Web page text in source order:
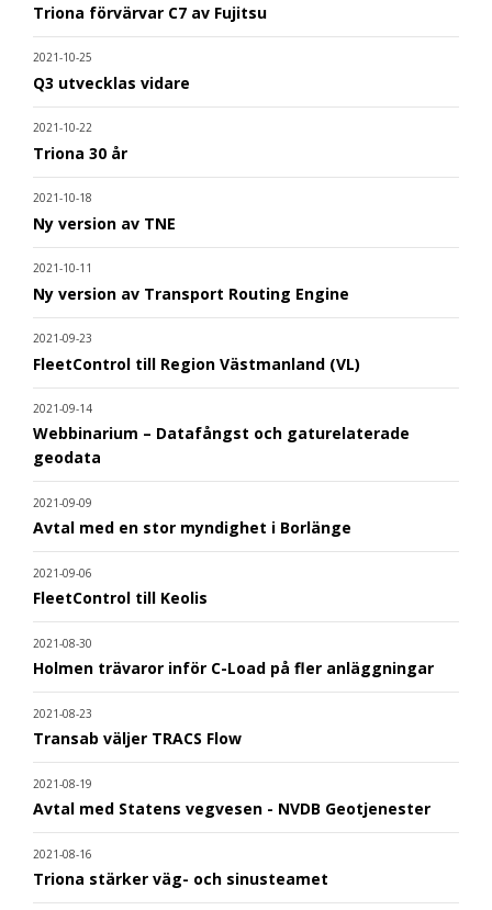
Triona förvärvar C7 av Fujitsu
2021-10-25
Q3 utvecklas vidare
2021-10-22
Triona 30 år
2021-10-18
Ny version av TNE
2021-10-11
Ny version av Transport Routing Engine
2021-09-23
FleetControl till Region Västmanland (VL)
2021-09-14
Webbinarium – Datafångst och gaturelaterade
geodata
2021-09-09
Avtal med en stor myndighet i Borlänge
2021-09-06
FleetControl till Keolis
2021-08-30
Holmen trävaror inför C-Load på fler anläggningar
2021-08-23
Transab väljer TRACS Flow
2021-08-19
Avtal med Statens vegvesen - NVDB Geotjenester
2021-08-16
Triona stärker väg- och sinusteamet